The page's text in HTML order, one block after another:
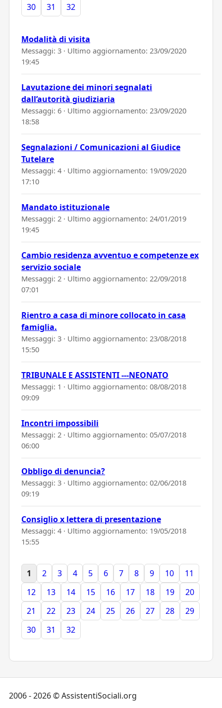
30
31 32
Modalità di visita
Messaggi: 3 · Ultimo aggiornamento: 23/09/2020
19:45
Lavutazione dei minori segnalati
dall’autorità giudiziaria
Messaggi: 6 · Ultimo aggiornamento: 23/09/2020
18:58
Segnalazioni / Comunicazioni al Giudice
Tutelare
Messaggi: 4 · Ultimo aggiornamento: 19/09/2020
17:10
Mandato istituzionale
Messaggi: 2 · Ultimo aggiornamento: 24/01/2019
19:45
Cambio residenza avventuo e competenze ex
servizio sociale
Messaggi: 2 · Ultimo aggiornamento: 22/09/2018
07:01
Rientro a casa di minore collocato in casa
famiglia.
Messaggi: 3 · Ultimo aggiornamento: 23/08/2018
15:50
TRIBUNALE E ASSISTENTI ---NEONATO
Messaggi: 1 · Ultimo aggiornamento: 08/08/2018
09:09
Incontri impossibili
Messaggi: 2 · Ultimo aggiornamento: 05/07/2018
06:00
Obbligo di denuncia?
Messaggi: 3 · Ultimo aggiornamento: 02/06/2018
09:19
Consiglio x lettera di presentazione
Messaggi: 4 · Ultimo aggiornamento: 19/05/2018
15:55
1 2 3 4 5 6 7 8 9 10
11
12
13 14 15 16 17 18 19
20
21
22 23 24 25 26 27 28
29
30
31 32
2006 - 2026 © AssistentiSociali.org